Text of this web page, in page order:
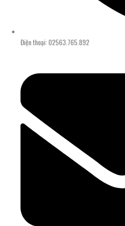
Điện thoại: 02563.765.892